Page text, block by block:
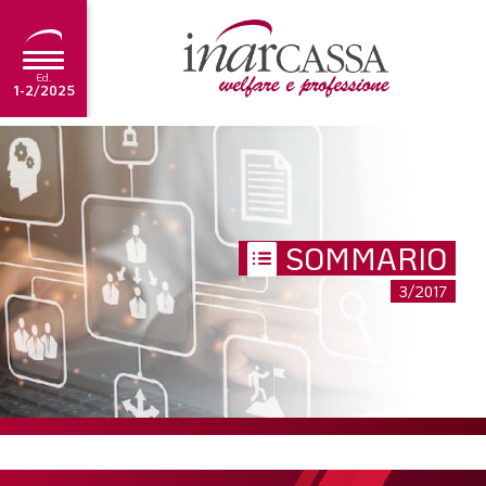
Ed.
1-2/2025
NEWS
EDITORIALE
TUTORIAL
SCADENZARIO
ARCHIVIO
Ultima edizione
1-2/2025
SOMMARIO
3/2017